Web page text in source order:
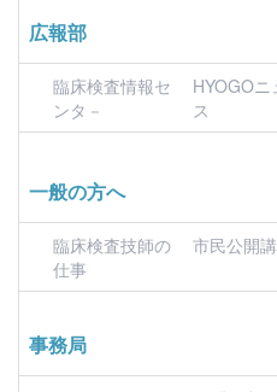
広報部
臨床検査情報セ
ンタ－
HYOGOニ
ス
一般の方へ
臨床検査技師の
仕事
市民公開
事務局